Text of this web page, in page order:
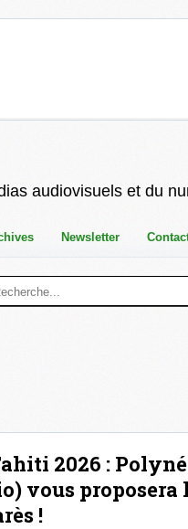
audiovisuels et du
Newsletter
2026 :
vous proposera
!